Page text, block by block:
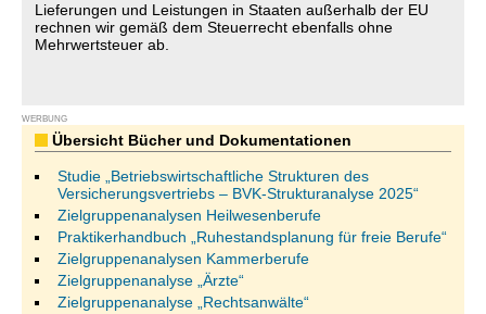
Lieferungen und Leistungen in Staaten außerhalb der EU
rechnen wir gemäß dem Steuerrecht ebenfalls ohne
Mehrwertsteuer ab.
WERBUNG
Übersicht Bücher und Dokumentationen
Studie „Betriebswirtschaftliche Strukturen des
Versicherungsvertriebs – BVK-Strukturanalyse 2025“
Zielgruppenanalysen Heilwesenberufe
Praktikerhandbuch „Ruhestandsplanung für freie Berufe“
Zielgruppenanalysen Kammerberufe
Zielgruppenanalyse „Ärzte“
Zielgruppenanalyse „Rechtsanwälte“